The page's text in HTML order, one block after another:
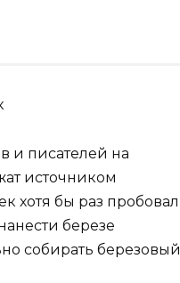
и писателей на
источником
хотя бы раз пробовал
березе
собирать березовый